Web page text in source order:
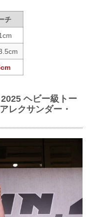
チ
ヘビー級トー
レクサンダー・